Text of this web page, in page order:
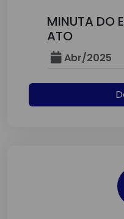
MINUTA DO
ATO
Abr/2025